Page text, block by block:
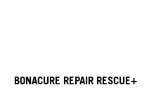
BONACURE REPAIR RESCUE+